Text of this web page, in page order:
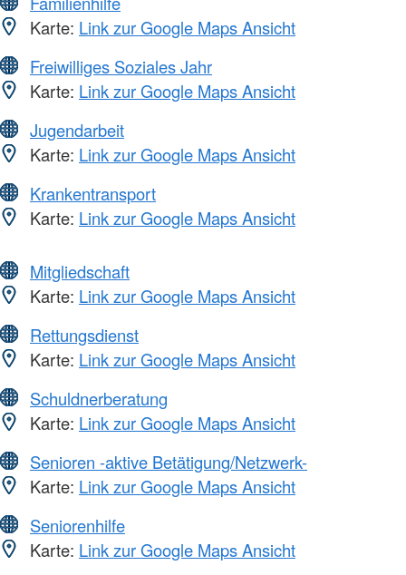
Karte: Link zur Google Maps Ansicht
Freiwilliges Soziales Jahr
Karte: Link zur Google Maps Ansicht
Jugendarbeit
Karte: Link zur Google Maps Ansicht
Krankentransport
Karte: Link zur Google Maps Ansicht
Mitgliedschaft
Karte: Link zur Google Maps Ansicht
Rettungsdienst
Karte: Link zur Google Maps Ansicht
Schuldnerberatung
Karte: Link zur Google Maps Ansicht
Senioren -aktive Betätigung/Netzwerk-
Karte: Link zur Google Maps Ansicht
Seniorenhilfe
Karte: Link zur Google Maps Ansicht